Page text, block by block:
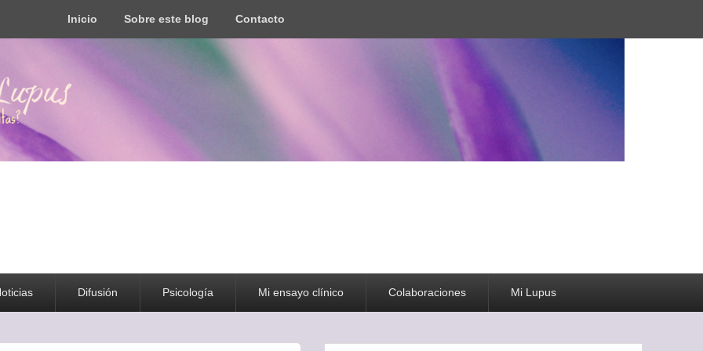
Inicio Sobre este blog Contacto
todo tipo de información y recursos
Difusión Psicología Mi ensayo clínico Colaboraciones Mi Lupus